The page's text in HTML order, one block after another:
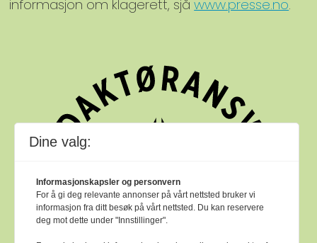
informasjon om klagerett, sjåwww.presse.no.
Dine valg:
Informasjonskapsler og personvern
For å gi deg relevante annonser på vårt nettsted bruker vi
informasjon fra ditt besøk på vårt nettsted. Du kan reservere
deg mot dette under "Innstillinger".